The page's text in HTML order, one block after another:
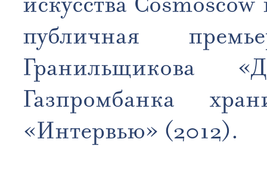
публичная
Гранильщикова
Газпромбанка
«Интервью» (2012).